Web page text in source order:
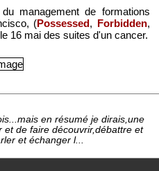
management de formations
(Possessed, Forbidden,
16 mai des suites d'un cancer.
en résumé je dirais,une
et de faire découvrir,débattre et
et échanger l...